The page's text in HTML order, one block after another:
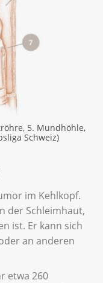
5. Mundhöhle,
Schweiz)
im Kehlkopf.
der Schleimhaut,
ist. Er kann sich
an anderen
etwa 260